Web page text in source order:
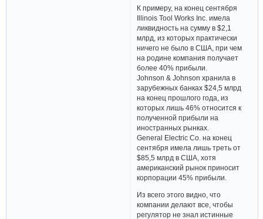
К примеру, на конец сентября
Illinois Tool Works Inc. имела
ликвидность на сумму в $2,1
млрд, из которых практически
ничего не было в США, при чем
на родине компания получает
более 40% прибыли.
Johnson & Johnson хранила в
зарубежных банках $24,5 млрд
на конец прошлого года, из
которых лишь 46% относится к
полученной прибыли на
иностранных рынках.
General Electric Co. на конец
сентября имела лишь треть от
$85,5 млрд в США, хотя
американский рынок приносит
корпорации 45% прибыли.
Из всего этого видно, что
компании делают все, чтобы
регулятор не знал истинные